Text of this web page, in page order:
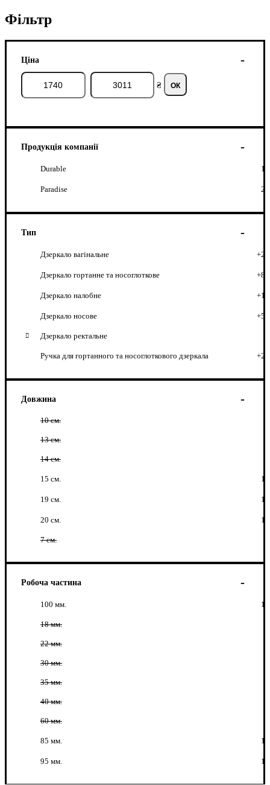
Фільтр
Ціна
₴ ОК
Продукція компанії
Durable 1
Paradise 2
Тип
Дзеркало вагінальне +2
Дзеркало гортанне та носоглоткове +8
Дзеркало налобне +1
Дзеркало носове +5
Дзеркало ректальне
Ручка для гортанного та носоглоткового дзеркала +2
Довжина
10 см.
13 см.
14 см.
15 см. 1
19 см. 1
20 см. 1
7 см.
Робоча частина
100 мм. 1
18 мм.
22 мм.
30 мм.
35 мм.
40 мм.
60 мм.
85 мм. 1
95 мм. 1